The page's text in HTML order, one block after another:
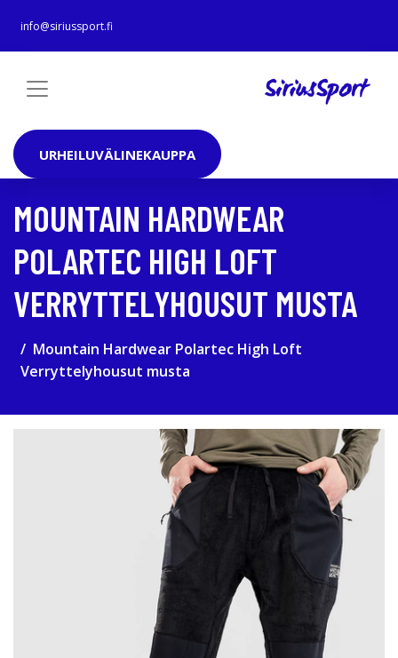
info@siriussport.fi
URHEILUVÄLINEKAUPPA
MOUNTAIN HARDWEAR
POLARTEC HIGH LOFT
VERRYTTELYHOUSUT MUSTA
Mountain Hardwear Polartec High Loft
Verryttelyhousut musta